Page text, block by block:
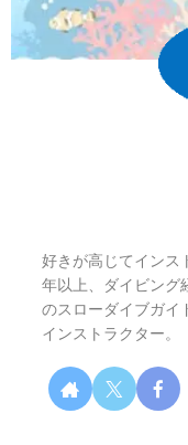
好きが高じてインス
年以上、ダイビング
のスローダイブガイ
インストラクター。